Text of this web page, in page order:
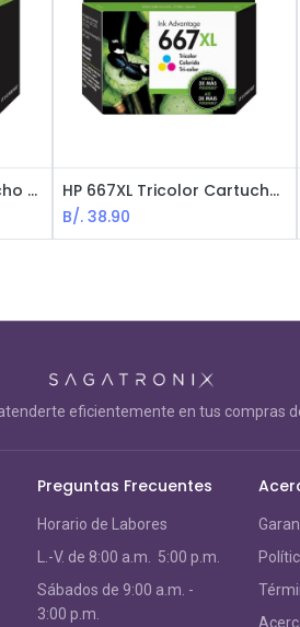
HP 667XL Negro Cartucho de Tinta
HP 667XL Tricolor Cartucho de Tinta
B/.38.90
eficientemente en tus compras
Preguntas Frecuentes
Horario de Labores
L.-V. de 8:00 a.m. 5:00 p.m.
Sábados de 9:00 a.m. -
3:00 p.m.